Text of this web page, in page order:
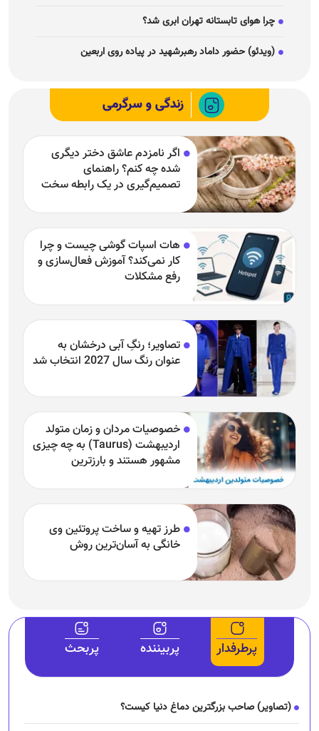
چرا هوای تابستانه تهران ابری شد؟
(ویدئو) حضور داماد رهبرشهید در پیاده روی اربعین
زندگی و سرگرمی
اگر نامزدم عاشق دختر دیگری
شده چه کنم؟ راهنمای
تصمیم‌گیری در یک رابطه سخت
هات اسپات گوشی چیست و چرا
کار نمی‌کند؟ آموزش فعال‌سازی و
رفع مشکلات
تصاویر؛ رنگِ آبی درخشان به
عنوان رنگ سال 2027 انتخاب شد
خصوصیات مردان و زمان متولد
اردیبهشت (Taurus) به چه چیزی
مشهور هستند و بارزترین
طرز تهیه و ساخت پروتئین وی
خانگی به آسان‌ترین روش
پرطرفدار پربیننده پربحث
(تصاویر) صاحب بزرگترین دماغ دنیا کیست؟